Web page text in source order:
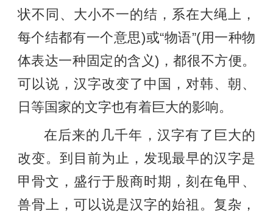
状不同、大小不一的结，系在大绳上，
每个结都有一个意思)或“物语”(用一种物
体表达一种固定的含义)，都很不方便。
可以说，汉字改变了中国，对韩、朝、
日等国家的文字也有着巨大的影响。
在后来的几千年，汉字有了巨大的
改变。到目前为止，发现最早的汉字是
甲骨文，盛行于殷商时期，刻在龟甲、
兽骨上，可以说是汉字的始祖。复杂，